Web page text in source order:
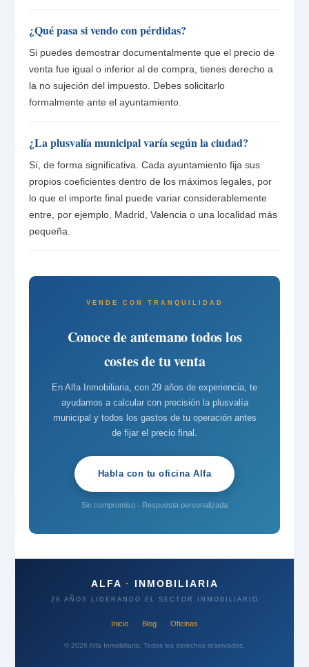
¿Qué pasa si vendo con pérdidas?
Si puedes demostrar documentalmente que el precio de
venta fue igual o inferior al de compra, tienes derecho a
la no sujeción del impuesto. Debes solicitarlo
formalmente ante el ayuntamiento.
¿La plusvalía municipal varía según la ciudad?
Sí, de forma significativa. Cada ayuntamiento fija sus
propios coeficientes dentro de los máximos legales, por
lo que el importe final puede variar considerablemente
entre, por ejemplo, Madrid, Valencia o una localidad más
pequeña.
VENDE CON TRANQUILIDAD
Conoce de antemano todos los
costes de tu venta
En Alfa Inmobiliaria, con 29 años de experiencia, te
ayudamos a calcular con precisión la plusvalía
municipal y todos los gastos de tu operación antes
de fijar el precio final.
Habla con tu oficina Alfa
Sin compromiso · Respuesta personalizada
ALFA · INMOBILIARIA
29 AÑOS LIDERANDO EL SECTOR INMOBILIARIO
Inicio Blog Oficinas
© 2026 Alfa Inmobiliaria. Todos los derechos reservados.